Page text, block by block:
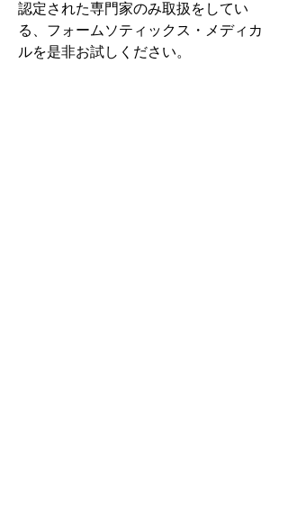
認定された専門家のみ取扱をしてい
る、フォームソティックス・メディカ
ルを是非お試しください。